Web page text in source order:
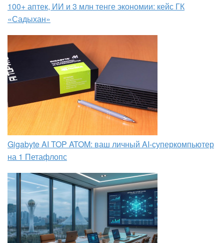
100+ аптек, ИИ и 3 млн тенге экономии: кейс ГК
«Садыхан»
Gigabyte AI TOP ATOM: ваш личный AI-суперкомпьютер
на 1 Петафлопс